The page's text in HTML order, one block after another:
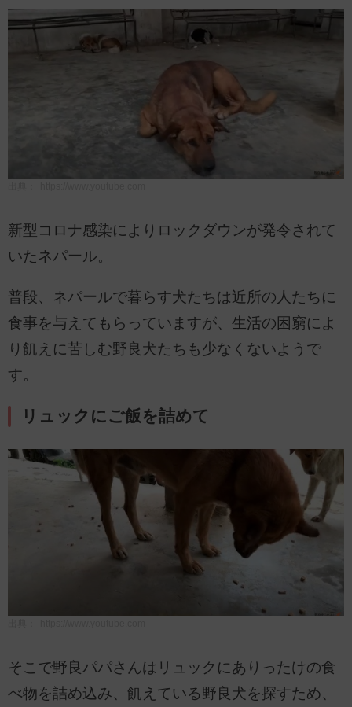
新型コロナ感染によりロックダウンが発令されて
いたネパール。
普段、ネパールで暮らす犬たちは近所の人たちに
食事を与えてもらっていますが、生活の困窮によ
り飢えに苦しむ野良犬たちも少なくないようで
す。
リュックにご飯を詰めて
そこで野良パパさんはリュックにありったけの食
べ物を詰め込み、飢えている野良犬を探すため、